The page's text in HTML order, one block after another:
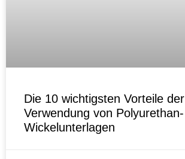
Die 10 wichtigsten Vorteile der
Verwendung von Polyurethan-
Wickelunterlagen